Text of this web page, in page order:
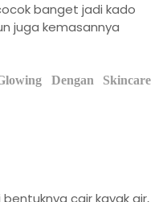
banget jadi kado
juga kemasannya
Dengan Skincare